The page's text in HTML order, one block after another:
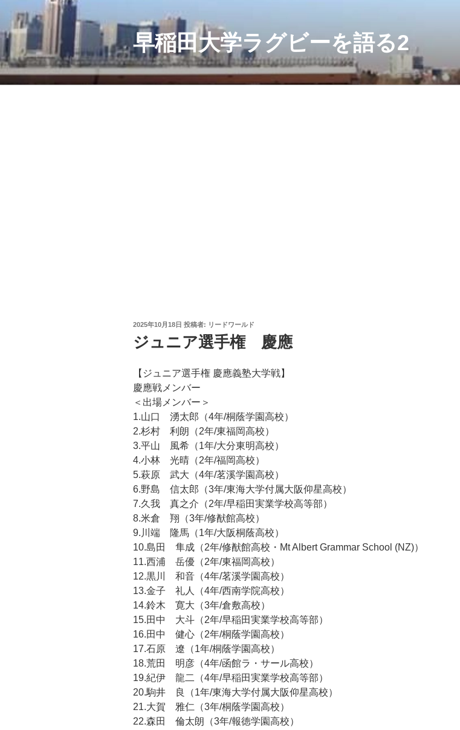
テ
ン
ツ
へ
早稲田大学ラグビーを語る2
投
日:
2025年10月18日 投稿者: リードワールド
ジュニア選手権 慶應
【ジュニア選手権 慶應義塾大学戦】
慶應戦メンバー
＜出場メンバー＞
1.山口 湧太郎（4年/桐蔭学園高校）
2.杉村 利朗（2年/東福岡高校）
3.平山 風希（1年/大分東明高校）
4.小林 光晴（2年/福岡高校）
5.萩原 武大（4年/茗溪学園高校）
6.野島 信太郎（3年/東海大学付属大阪仰星高校）
7.久我 真之介（2年/早稲田実業学校高等部）
8.米倉 翔（3年/修猷館高校）
9.川端 隆馬（1年/大阪桐蔭高校）
10.島田 隼成（2年/修猷館高校・Mt Albert Grammar School (NZ)）
11.西浦 岳優（2年/東福岡高校）
12.黒川 和音（4年/茗溪学園高校）
13.金子 礼人（4年/西南学院高校）
14.鈴木 寛大（3年/倉敷高校）
15.田中 大斗（2年/早稲田実業学校高等部）
16.田中 健心（2年/桐蔭学園高校）
17.石原 遼（1年/桐蔭学園高校）
18.荒田 明彦（4年/函館ラ・サール高校）
19.紀伊 龍二（4年/早稲田実業学校高等部）
20.駒井 良（1年/東海大学付属大阪仰星高校）
21.大賀 雅仁（3年/桐蔭学園高校）
22.森田 倫太朗（3年/報徳学園高校）